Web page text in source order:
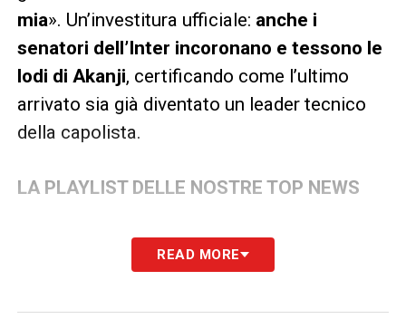
mia». Un’investitura ufficiale: anche i
senatori dell’Inter incoronano e tessono le
lodi di Akanji, certificando come l’ultimo
arrivato sia già diventato un leader tecnico
della capolista.
LA PLAYLIST DELLE NOSTRE TOP NEWS
READ MORE